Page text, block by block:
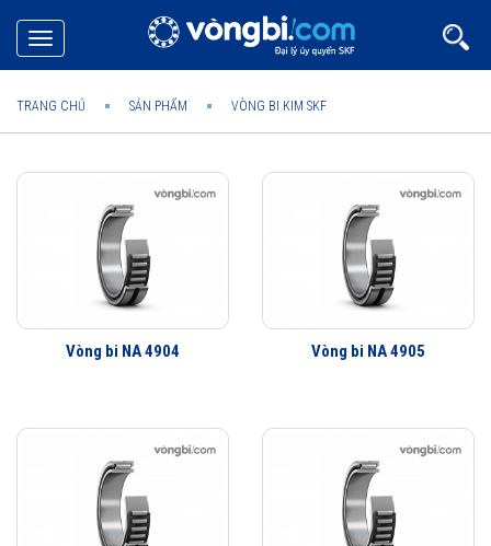
Toggle
navigation
TRANG CHỦ SẢN PHẨM VÒNG BI KIM SKF
Vòng bi NA 4904 Vòng bi NA 4905